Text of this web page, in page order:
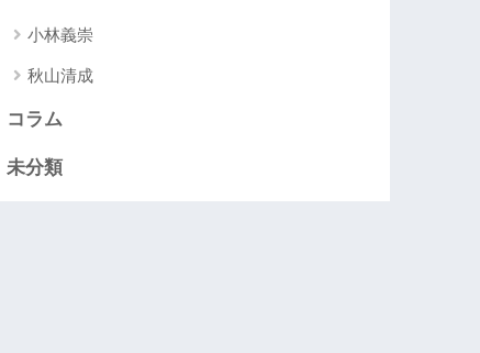
小林義崇
秋山清成
コラム
未分類